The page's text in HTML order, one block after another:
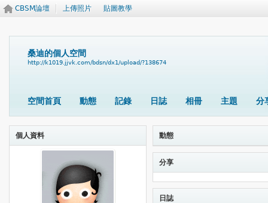
CBSM論壇 上傳照片 貼圖教學
桑迪的個人空間
http://k1019.jjvk.com/bdsn/dx1/upload/?138674
空間首頁 動態 記錄 日誌 相冊 主題 分
個人資料 動態
分享
日誌